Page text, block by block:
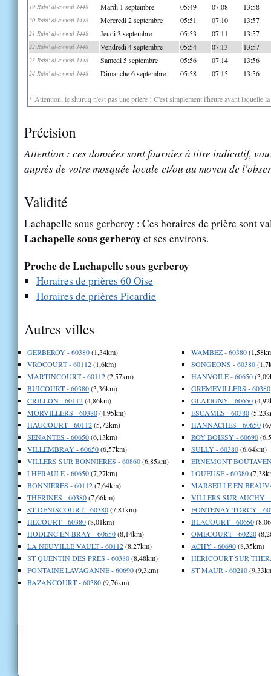
19 Rabi' al-awwal 1448 Mardi 1 septembre 05:49 07:08 13:58
20 Rabi' al-awwal 1448 Mercredi 2 septembre 05:51 07:10 13:57
21 Rabi' al-awwal 1448 Jeudi 3 septembre 05:53 07:11 13:57
22 Rabi' al-awwal 1448 Vendredi 4 septembre 05:54 07:13 13:57
23 Rabi' al-awwal 1448 Samedi 5 septembre 05:56 07:14 13:56
24 Rabi' al-awwal 1448 Dimanche 6 septembre 05:58 07:15 13:56
* Attention, le shuruq n'est pas une prière ! C'est simplement l'heure avant laquelle
Précision
Attention : ces données sont fournies à titre indicatif,
auprès de votre mosquée locale et/ou au moyen de
Validité
Lachapelle sous gerberoy : Ces horaires de prière sont
Lachapelle sous gerberoyet ses environs.
Proche de Lachapelle sous gerberoy
Horaires de prières 60 Oise
Horaires de prières Picardie
Autres villes
GERBEROY - 60380(1,34km)
VROCOURT - 60112(1,6km)
MARTINCOURT - 60112(2,57km)
BUICOURT - 60380(3,36km)
CRILLON - 60112(4,86km)
MORVILLERS - 60380(4,95km)
HAUCOURT - 60112(5,72km)
SENANTES - 60650(6,13km)
VILLEMBRAY - 60650(6,57km)
VILLERS SUR BONNIERES - 60860(6,85km)
LHERAULE - 60650(7,27km)
BONNIERES - 60112(7,64km)
THERINES - 60380(7,66km)
ST DENISCOURT - 60380(7,81km)
HECOURT - 60380(8,01km)
HODENC EN BRAY - 60650(8,14km)
LA NEUVILLE VAULT - 60112(8,27km)
ST QUENTIN DES PRES - 60380(8,48km)
FONTAINE LAVAGANNE - 60690(9,3km)
BAZANCOURT - 60380(9,76km)
WAMBEZ - 60380
SONGEONS - 60380
HANVOILE - 60650
GREMEVILLERS - 60380
GLATIGNY - 60650
ESCAMES - 60380
HANNACHES - 60650
ROY BOISSY - 60690
SULLY - 60380(6,64km)
ERNEMONT
LOUEUSE - 60380
MARSEILLE EN
VILLERS SUR AUCHY -
FONTENAY TORCY -
BLACOURT - 60650
OMECOURT - 60220
ACHY - 60690(8,35km)
HERICOURT SUR
ST MAUR - 60210